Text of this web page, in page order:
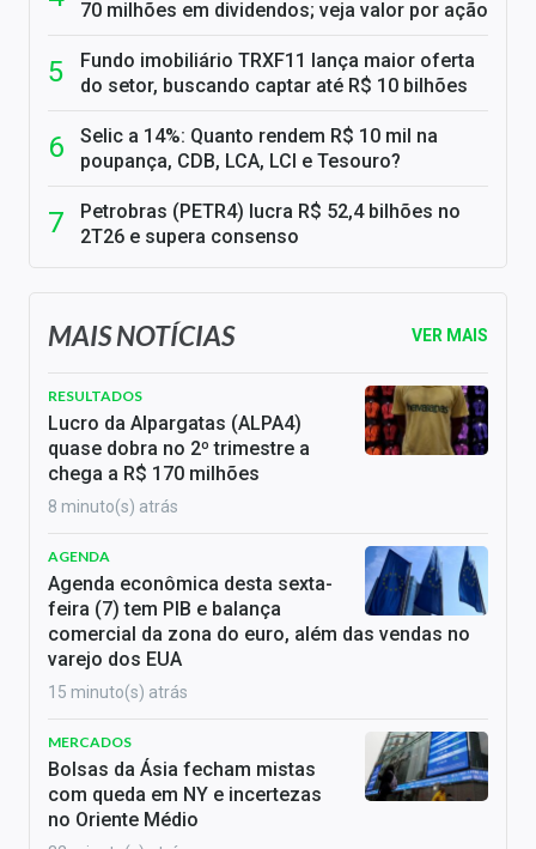
70 milhões em dividendos; veja valor por ação
Fundo imobiliário TRXF11 lança maior oferta
do setor, buscando captar até R$ 10 bilhões
Selic a 14%: Quanto rendem R$ 10 mil na
poupança, CDB, LCA, LCI e Tesouro?
Petrobras (PETR4) lucra R$ 52,4 bilhões no
2T26 e supera consenso
MAIS NOTÍCIAS VER MAIS
RESULTADOS
Lucro da Alpargatas (ALPA4)
quase dobra no 2º trimestre a
chega a R$ 170 milhões
8 minuto(s) atrás
AGENDA
Agenda econômica desta sexta-
feira (7) tem PIB e balança
comercial da zona do euro, além das vendas no
varejo dos EUA
15 minuto(s) atrás
MERCADOS
Bolsas da Ásia fecham mistas
com queda em NY e incertezas
no Oriente Médio